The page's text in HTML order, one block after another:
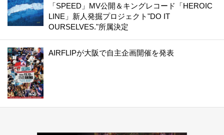
「SPEED」MV公開＆キングレコード「HEROIC
LINE」新人発掘プロジェクト"DO IT
OURSELVES."所属決定
AIRFLIPが大阪で自主企画開催を発表